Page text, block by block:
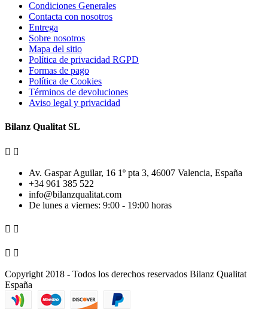
Condiciones Generales
Contacta con nosotros
Entrega
Sobre nosotros
Mapa del sitio
Política de privacidad RGPD
Formas de pago
Política de Cookies
Términos de devoluciones
Aviso legal y privacidad
Bilanz Qualitat SL
 
Av. Gaspar Aguilar, 16 1º pta 3, 46007 Valencia, España
+34 961 385 522
info@bilanzqualitat.com
De lunes a viernes: 9:00 - 19:00 horas
 
 
Copyright 2018 - Todos los derechos reservados Bilanz Qualitat
España